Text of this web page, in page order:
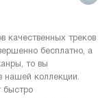
качественных треков
бесплатно, а
то вы
нашей коллекции.
быстро